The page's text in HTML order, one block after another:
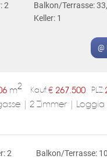
2 Balkon/Terrasse:
Keller: 1
@
m2 Kauf:€ 267.500 PLZ:
| 2 Zimmer | Loggia
2 Balkon/Terrasse: